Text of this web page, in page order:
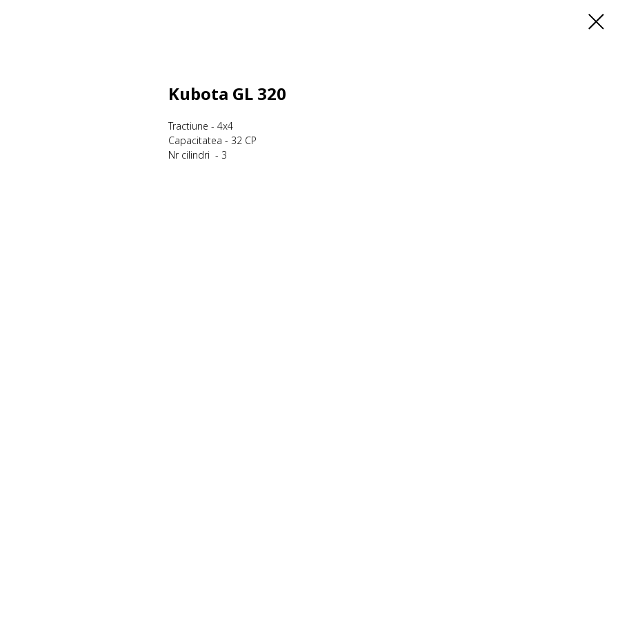
Kubota GL 320
Tractiune - 4x4
Capacitatea - 32 CP
Nr cilindri - 3